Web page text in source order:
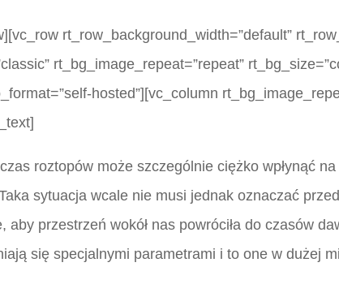
rt_row_background_width=”default”
rt_bg_image_repeat=”repeat”
hosted”][vc_column
roztopów może szczególnie ciężko wpłynąć
sytuacja wcale nie musi jednak oznaczać
aby przestrzeń wokół nas powróciła do czasów
się specjalnymi parametrami i to one w dużej